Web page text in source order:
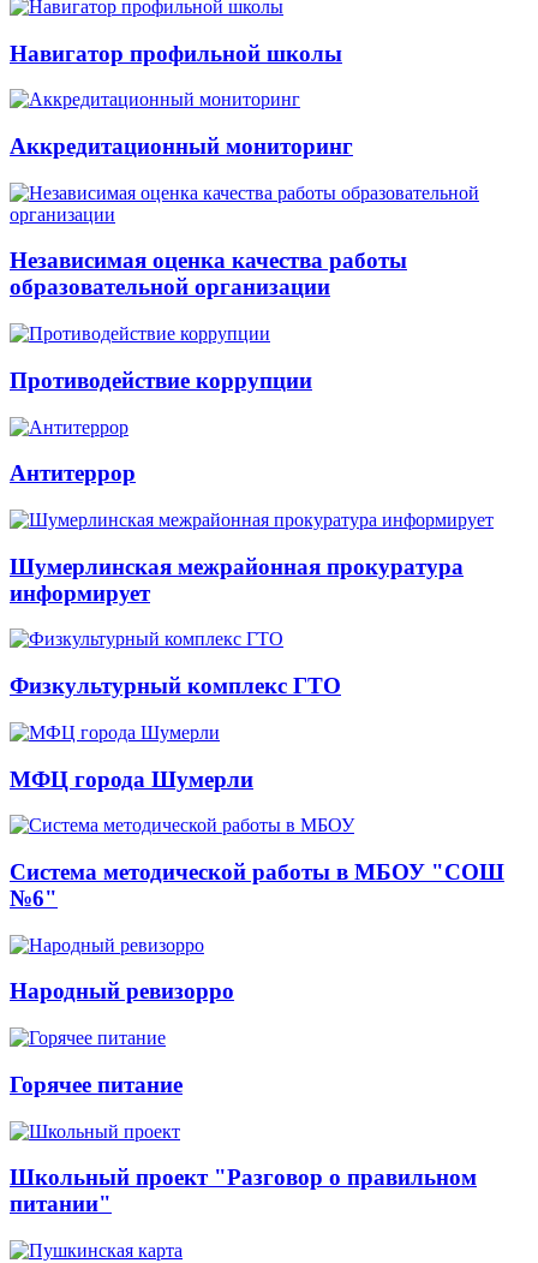
Навигатор профильной школы
Аккредитационный мониторинг
Независимая оценка качества работы
образовательной организации
Противодействие коррупции
Антитеррор
Шумерлинская межрайонная прокуратура
информирует
Физкультурный комплекс ГТО
МФЦ города Шумерли
Система методической работы в МБОУ "СОШ
№6"
Народный ревизорро
Горячее питание
Школьный проект "Разговор о правильном
питании"